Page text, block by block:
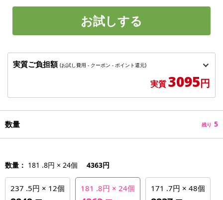
お試しする
実質ご負担額 (お試し費用 - クーポン - ポイント還元)
実質3095円
数量 残り 5
数量： 181 .8円 × 24個 4363円
237 .5円 × 12個 181 .8円 × 24個 171 .7円 × 48個